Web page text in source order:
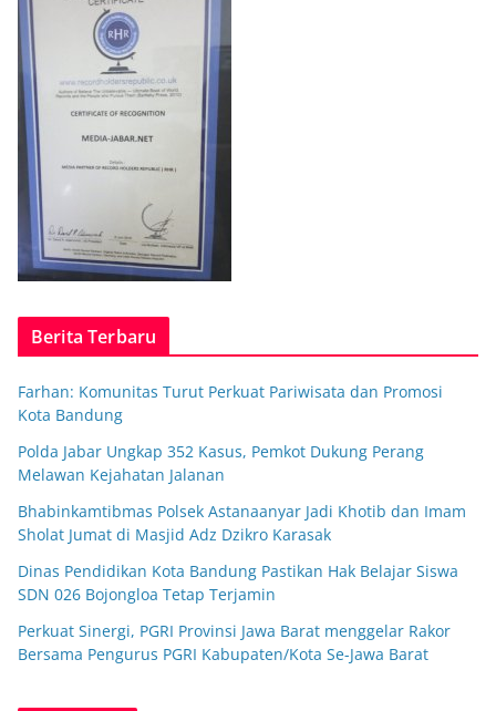
Berita Terbaru
Farhan: Komunitas Turut Perkuat Pariwisata dan Promosi
Kota Bandung
Polda Jabar Ungkap 352 Kasus, Pemkot Dukung Perang
Melawan Kejahatan Jalanan
Bhabinkamtibmas Polsek Astanaanyar Jadi Khotib dan Imam
Sholat Jumat di Masjid Adz Dzikro Karasak
Dinas Pendidikan Kota Bandung Pastikan Hak Belajar Siswa
SDN 026 Bojongloa Tetap Terjamin
Perkuat Sinergi, PGRI Provinsi Jawa Barat menggelar Rakor
Bersama Pengurus PGRI Kabupaten/Kota Se-Jawa Barat